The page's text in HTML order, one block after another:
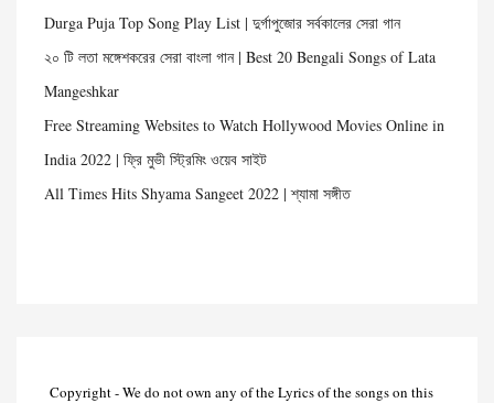
Durga Puja Top Song Play List | দুর্গাপুজোর সর্বকালের সেরা গান
২০ টি লতা মঙ্গেশকরের সেরা বাংলা গান | Best 20 Bengali Songs of Lata
Mangeshkar
Free Streaming Websites to Watch Hollywood Movies Online in
India 2022 | ফ্রি মুভী স্ট্রিমিং ওয়েব সাইট
All Times Hits Shyama Sangeet 2022 | শ্যামা সঙ্গীত
Copyright - We do not own any of the Lyrics of the songs on this